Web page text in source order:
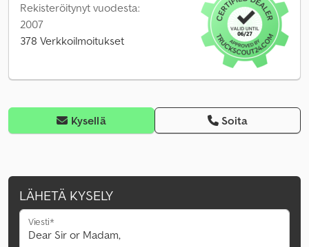
Rekisteröitynyt vuodesta:
2007
378 Verkkoilmoitukset
Kysellä Soita
LÄHETÄ KYSELY
Viesti*